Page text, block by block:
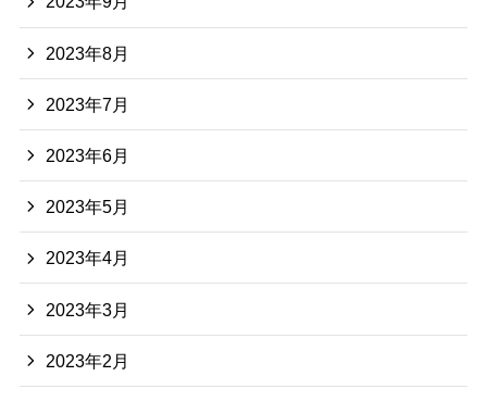
2023年8月
2023年7月
2023年6月
2023年5月
2023年4月
2023年3月
2023年2月